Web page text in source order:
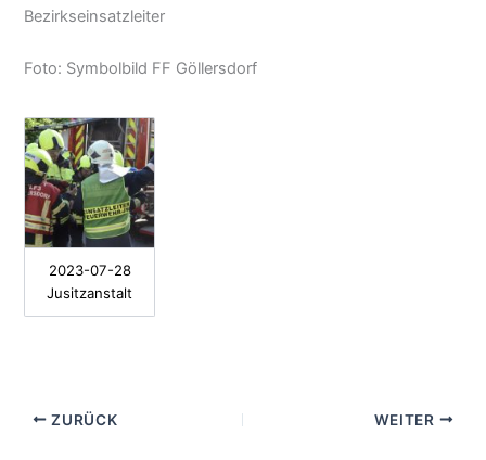
Bezirkseinsatzleiter
Foto: Symbolbild FF Göllersdorf
2023-07-28
Jusitzanstalt
ZURÜCK WEITER